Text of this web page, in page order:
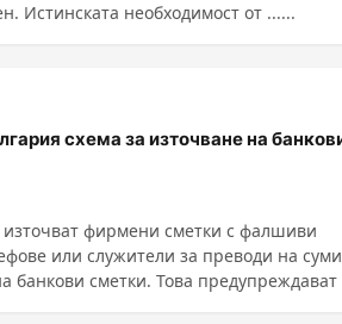
Истинската необходимост от ......
схема за източване на
фирмени сметки с фалшиви
или служители за преводи на суми
банкови сметки. Това предупреждават